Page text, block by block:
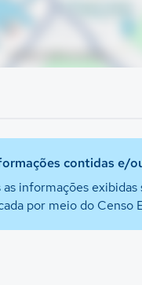
contidas e/
as informações
por meio do Censo